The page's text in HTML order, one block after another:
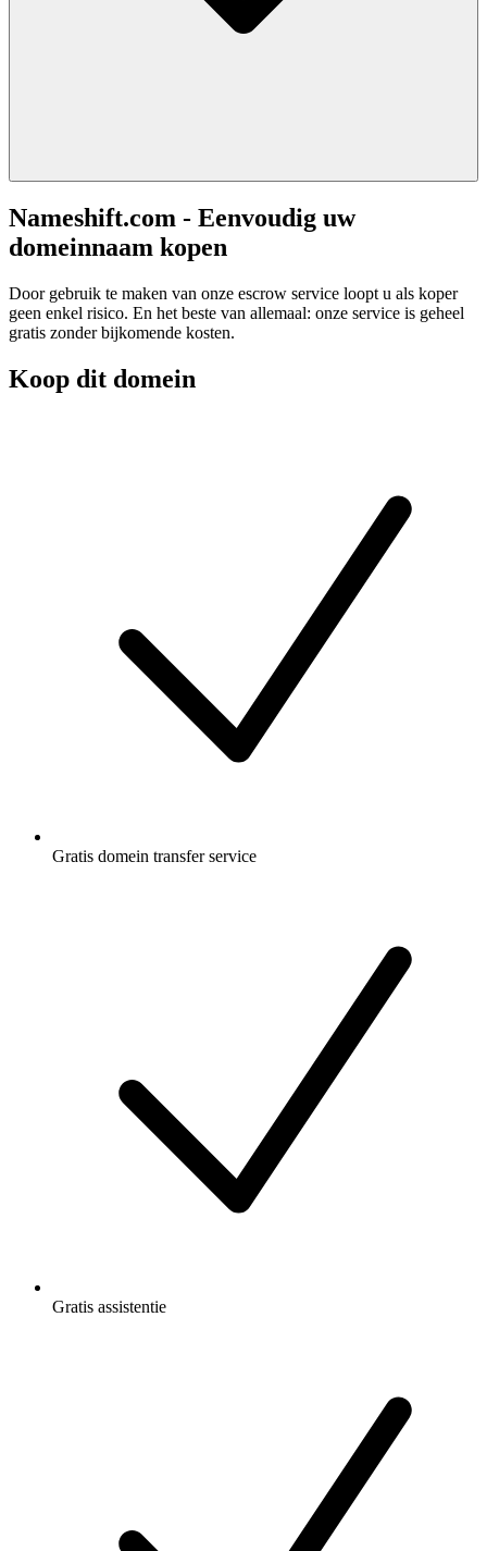
Nameshift.com - Eenvoudig uw
domeinnaam kopen
Door gebruik te maken van onze escrow service loopt u als koper
geen enkel risico. En het beste van allemaal: onze service is geheel
gratis zonder bijkomende kosten.
Koop dit domein
Gratis domein transfer service
Gratis assistentie